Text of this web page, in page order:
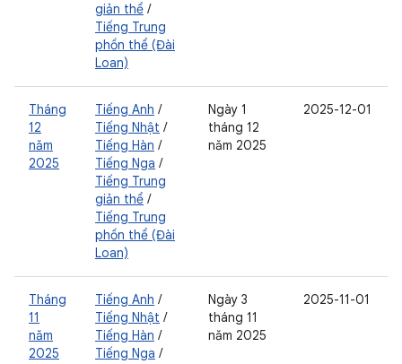
giản thể /
Tiếng Trung
phồn thể (Đài
Loan)
Tháng
12
năm
2025
Tiếng Anh /
Tiếng Nhật /
Tiếng Hàn /
Tiếng Nga /
Tiếng Trung
giản thể /
Tiếng Trung
phồn thể (Đài
Loan)
Ngày 1
tháng 12
năm 2025
2025-12-01
Tháng
11
năm
2025
Tiếng Anh /
Tiếng Nhật /
Tiếng Hàn /
Tiếng Nga /
Ngày 3
tháng 11
năm 2025
2025-11-01